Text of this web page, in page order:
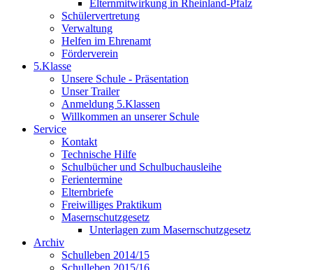
Elternmitwirkung in Rheinland-Pfalz
Schülervertretung
Verwaltung
Helfen im Ehrenamt
Förderverein
5.Klasse
Unsere Schule - Präsentation
Unser Trailer
Anmeldung 5.Klassen
Willkommen an unserer Schule
Service
Kontakt
Technische Hilfe
Schulbücher und Schulbuchausleihe
Ferientermine
Elternbriefe
Freiwilliges Praktikum
Masernschutzgesetz
Unterlagen zum Masernschutzgesetz
Archiv
Schulleben 2014/15